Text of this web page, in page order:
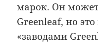
марок. Он
Greenleaf, но
«заводами